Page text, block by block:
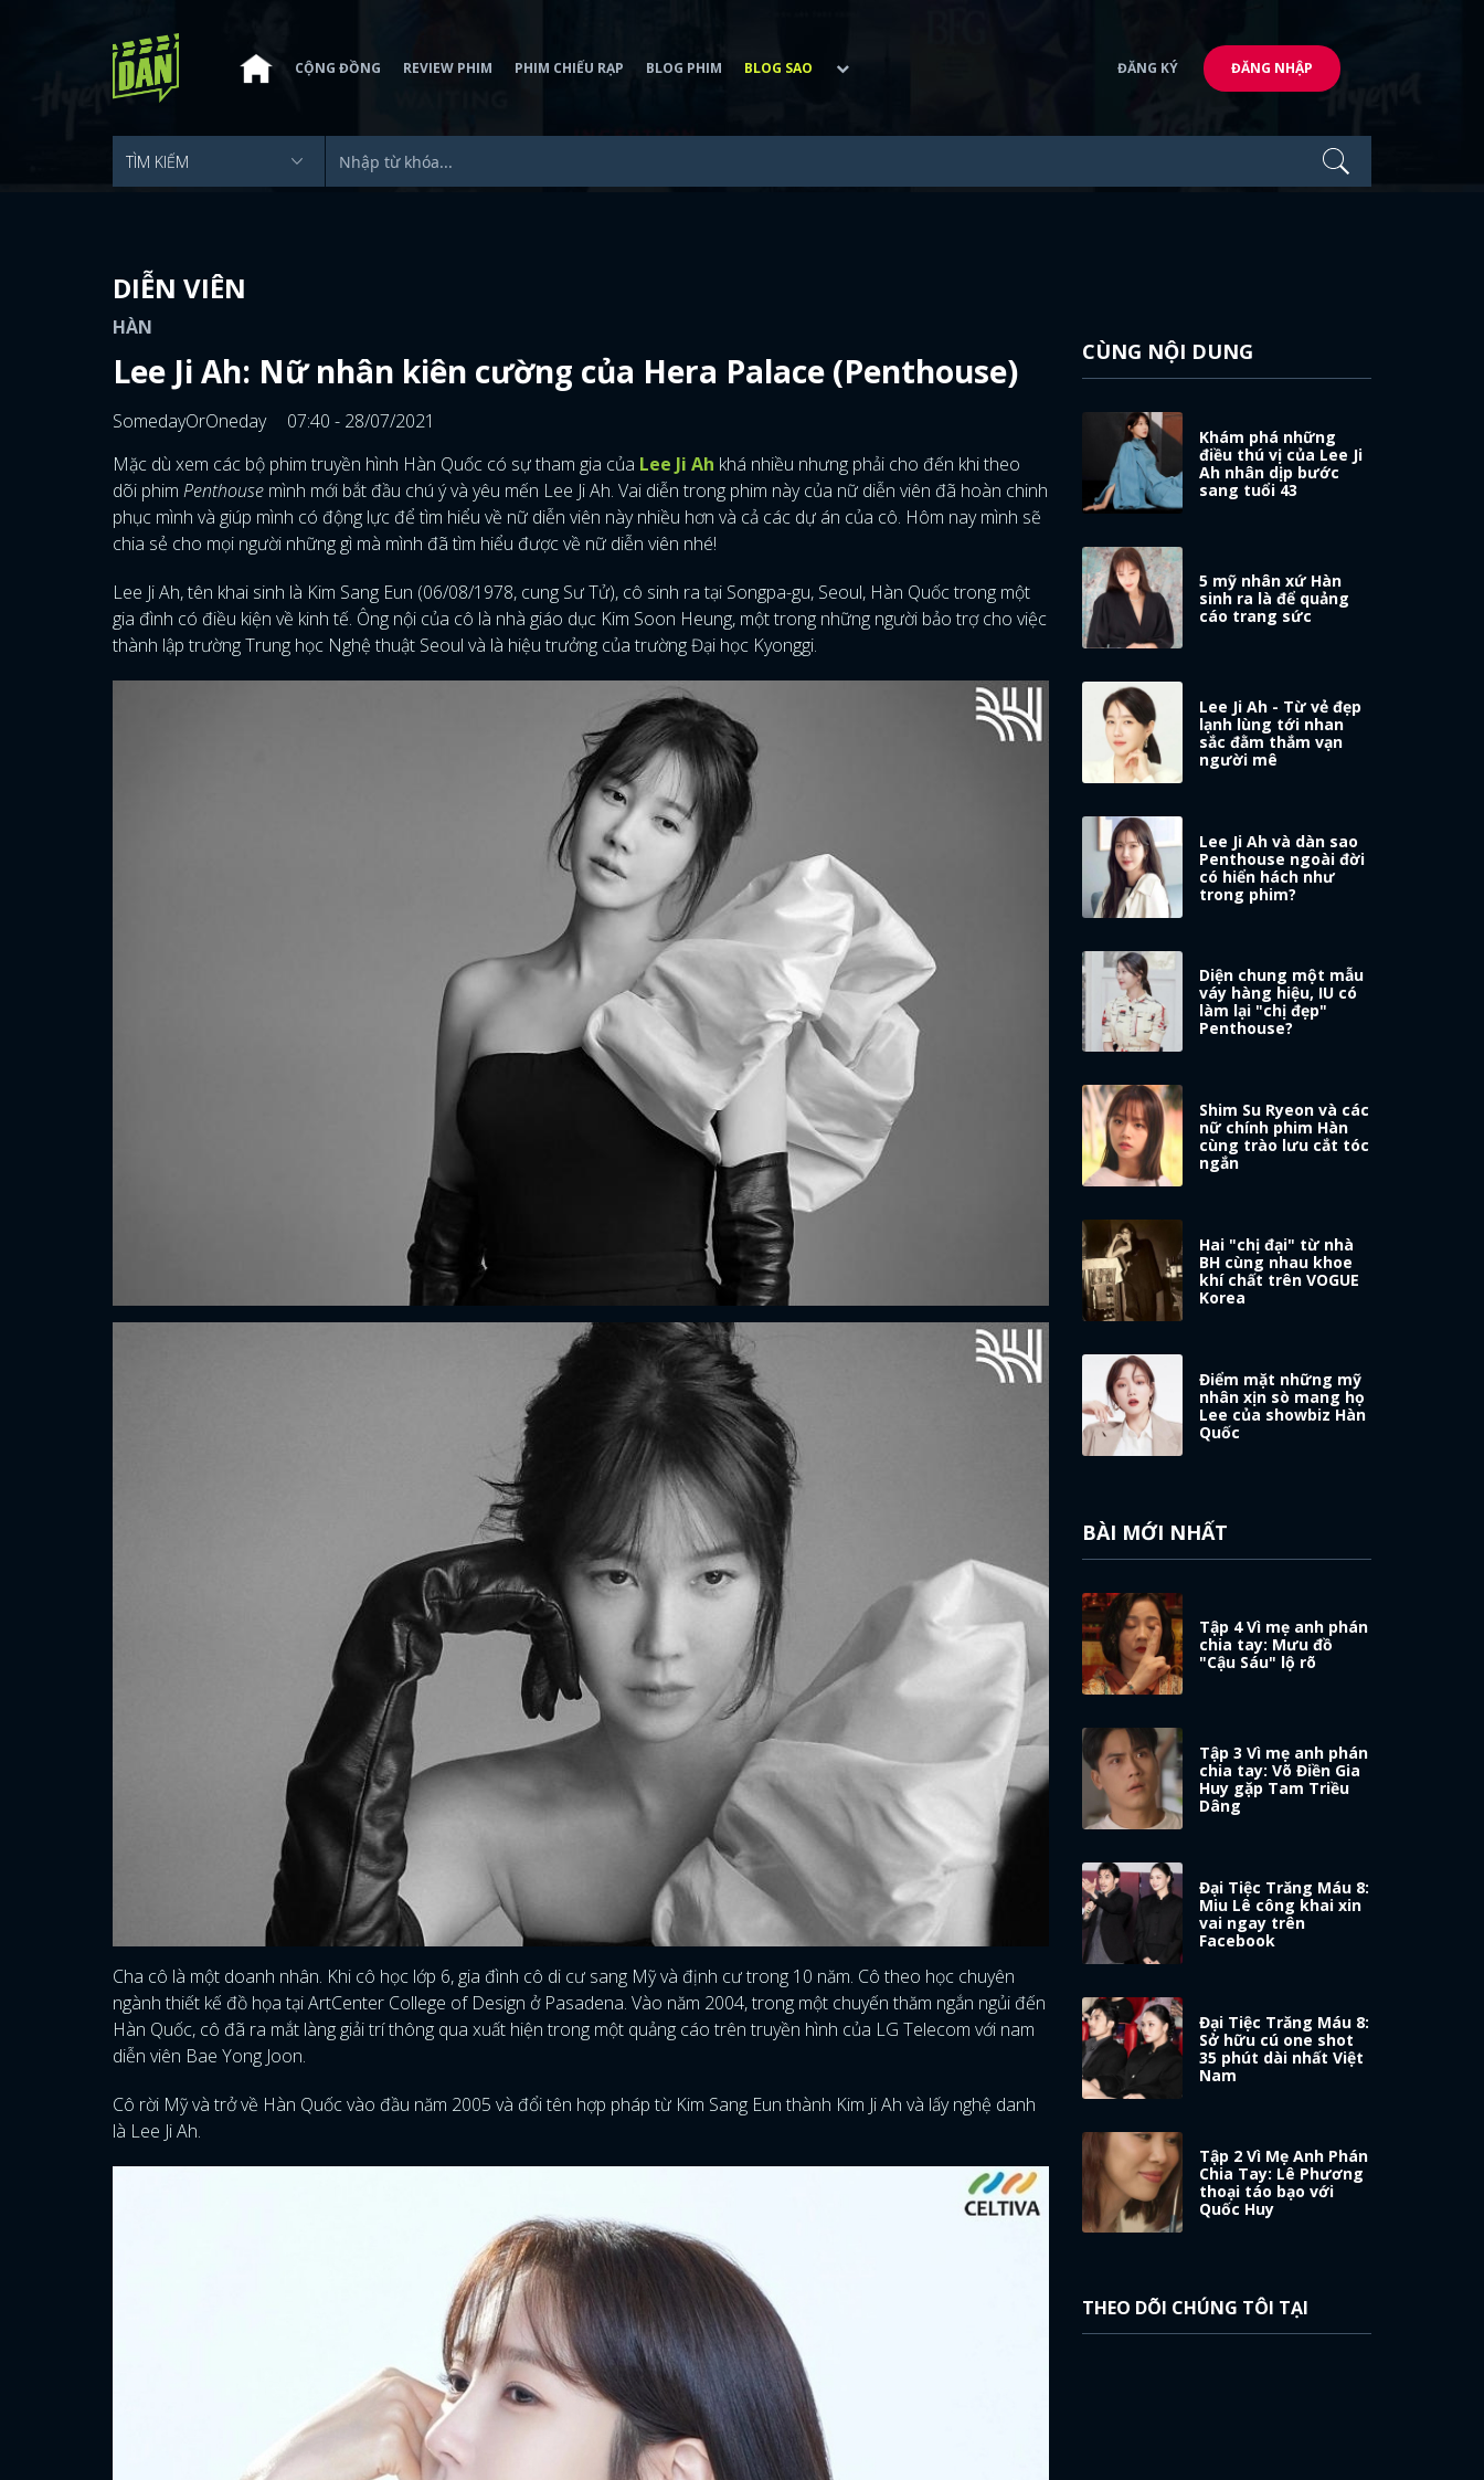
ĐĂNG NHẬP
CỘNG ĐỒNG REVIEW PHIM PHIM CHIẾU RẠP BLOG PHIM BLOG SAO ĐĂNG KÝ ĐĂNG NHẬP
DIỄN VIÊN
HÀN
Lee Ji Ah: Nữ nhân kiên cường của Hera Palace (Penthouse)
SomedayOrOneday
07:40 - 28/07/2021
Mặc dù xem các bộ phim truyền hình Hàn Quốc có sự tham gia của Lee Ji Ah khá nhiều nhưng phải cho đến khi theo
dõi phim Penthouse mình mới bắt đầu chú ý và yêu mến Lee Ji Ah. Vai diễn trong phim này của nữ diễn viên đã hoàn chinh
phục mình và giúp mình có động lực để tìm hiểu về nữ diễn viên này nhiều hơn và cả các dự án của cô. Hôm nay mình sẽ
chia sẻ cho mọi người những gì mà mình đã tìm hiểu được về nữ diễn viên nhé!
Lee Ji Ah, tên khai sinh là Kim Sang Eun (06/08/1978, cung Sư Tử), cô sinh ra tại Songpa-gu, Seoul, Hàn Quốc trong một
gia đình có điều kiện về kinh tế. Ông nội của cô là nhà giáo dục Kim Soon Heung, một trong những người bảo trợ cho việc
thành lập trường Trung học Nghệ thuật Seoul và là hiệu trưởng của trường Đại học Kyonggi.
Cha cô là một doanh nhân. Khi cô học lớp 6, gia đình cô di cư sang Mỹ và định cư trong 10 năm. Cô theo học chuyên
ngành thiết kế đồ họa tại ArtCenter College of Design ở Pasadena. Vào năm 2004, trong một chuyến thăm ngắn ngủi đến
Hàn Quốc, cô đã ra mắt làng giải trí thông qua xuất hiện trong một quảng cáo trên truyền hình của LG Telecom với nam
diễn viên Bae Yong Joon.
Cô rời Mỹ và trở về Hàn Quốc vào đầu năm 2005 và đổi tên hợp pháp từ Kim Sang Eun thành Kim Ji Ah và lấy nghệ danh
là Lee Ji Ah.
CÙNG NỘI DUNG
Khám phá những
điều thú vị của Lee Ji
Ah nhân dịp bước
sang tuổi 43
5 mỹ nhân xứ Hàn
sinh ra là để quảng
cáo trang sức
Lee Ji Ah - Từ vẻ đẹp
lạnh lùng tới nhan
sắc đằm thắm vạn
người mê
Lee Ji Ah và dàn sao
Penthouse ngoài đời
có hiển hách như
trong phim?
Diện chung một mẫu
váy hàng hiệu, IU có
làm lại "chị đẹp"
Penthouse?
Shim Su Ryeon và các
nữ chính phim Hàn
cùng trào lưu cắt tóc
ngắn
Hai "chị đại" từ nhà
BH cùng nhau khoe
khí chất trên VOGUE
Korea
Điểm mặt những mỹ
nhân xịn sò mang họ
Lee của showbiz Hàn
Quốc
BÀI MỚI NHẤT
Tập 4 Vì mẹ anh phán
chia tay: Mưu đồ
"Cậu Sáu" lộ rõ
Tập 3 Vì mẹ anh phán
chia tay: Võ Điền Gia
Huy gặp Tam Triều
Dâng
Đại Tiệc Trăng Máu 8:
Miu Lê công khai xin
vai ngay trên
Facebook
Đại Tiệc Trăng Máu 8:
Sở hữu cú one shot
35 phút dài nhất Việt
Nam
Tập 2 Vì Mẹ Anh Phán
Chia Tay: Lê Phương
thoại táo bạo với
Quốc Huy
THEO DÕI CHÚNG TÔI TẠI